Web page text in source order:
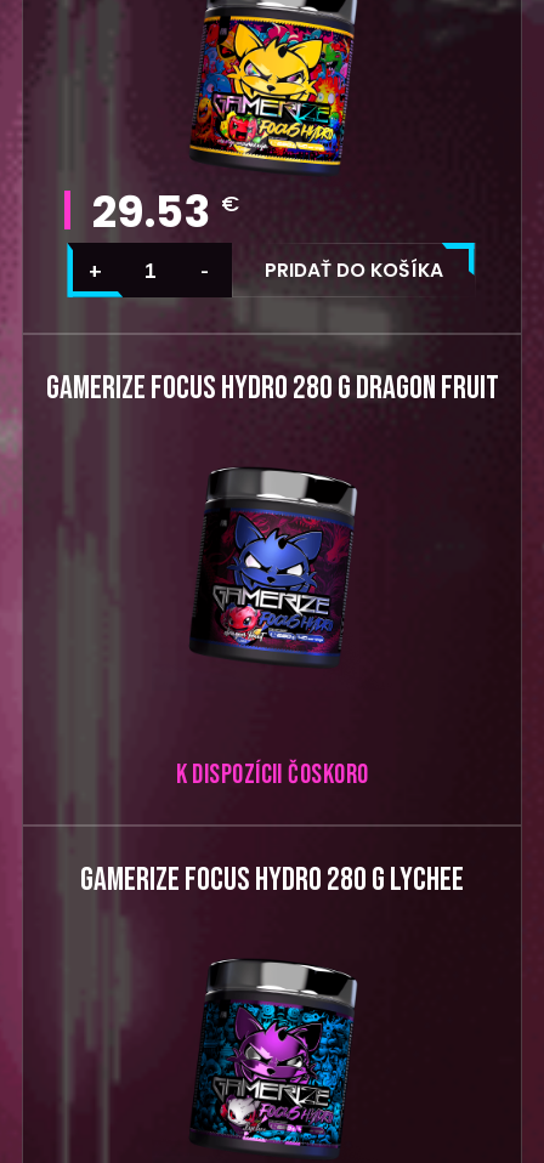
29.53 €
PRIDAŤ DO KOŠÍKA
GAMERIZE FOCUS HYDRO 280 G DRAGON FRUIT
K DISPOZÍCII ČOSKORO
GAMERIZE FOCUS HYDRO 280 G LYCHEE